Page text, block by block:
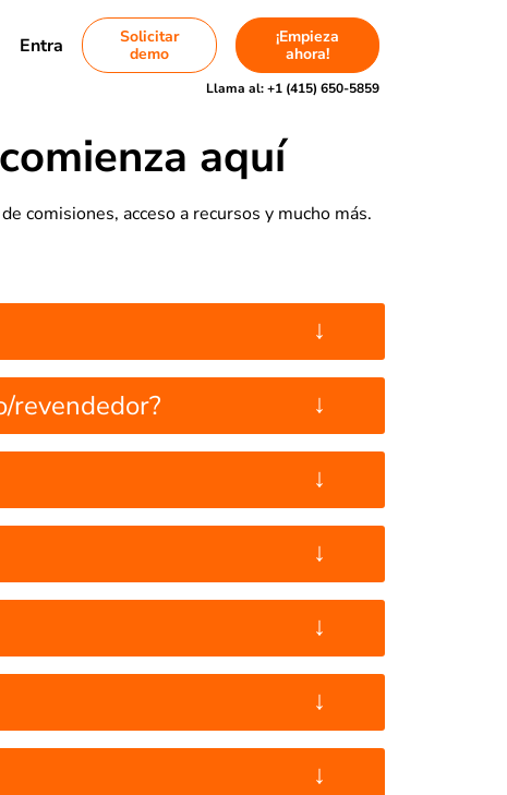
Entra
Solicitar
demo
¡Empieza
ahora!
Llama al:+1 (415) 650-5859
comienza aquí
comisiones, acceso a recursos y mucho más.
↓
revendedor? ↓
↓
↓
↓
↓
↓